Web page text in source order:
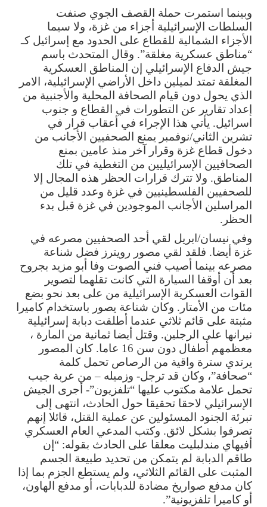
وبينما استمرت حملة القصف الجوي صنفت
السلطات الإسرائيلية أجزاء من غزة، ولا سيما
الأجزاء الشمالية للقطاع على الحدود مع إسرائيل كـ
“مناطق عسكرية مغلقة”. وقال المتحدث باسم
جيش الدفاع الإسرائيلي إن المناطق العسكرية
المغلقة تمتد لميلين داخل الأراضي الإسرائيلية، الامر
الذي يحول دون قيام الصحافة المحلية والأجنبية من
إعداد تقارير عن التطورات في القطاع و جنوب
اسرائيل. يأتي هذا الإجراء في أعقاب قرار في
تشرين الثاني/نوفمبر يمنع الصحفيين الأجانب من
دخول قطاع غزة وقرار آخر منذ عامين بمنع
الصحافيين الإسرائيليين من التغطية في تلك
المناطق. ولا تترك قرارات الحظر هذه المجال إلا
للصحفيين الفلسطينيين في غزة وعدد قليل من
المراسلين الأجانب الموجودين في غزة قبل بدء
الحظر.
وفي نيسان/ابريل لقي أحد الصحفيين مصرعه في
غزة أيضا. فلقد لقي مصور رويترز فضل شناعة
مصرعه بينما أصيب فني الصوت وفا أبو مزيد بجروح
بعد أن أوقفا السيارة التي كانت تقلهما لتصوير
القوات العسكرية الإسرائيلية من على بعد نحو بضع
مئات من الأمتار. وكان شناعة يصور باستخدام كاميرا
مثبتة على قائم ثلاثي عندما أطلقت دبابة إسرائيلية
نيرانها على الرجلين. وقتل أيضا ثمانية من المارة ،
معظمهم أطفال دون سن 16 عاما. كان المصور
يرتدي سترة واقية من الرصاص تحمل كلمة
“صحافة”، وكان قد ترجل- وزميله – من عربة جيب
تحمل علامة مكتوب عليها “تلفزيون”- أجرى الجيش
الإسرائيلي لاحقا تحقيقا حول الحادث، انتهى إلى
تبرئة الجنود المسئولين عن عملية القتل، قائلا إنهم
تصرفوا بشكل لائق. وكتب المدعي العام العسكري
أفيهاي مندلبليت معلقا على الحادث بقوله: “إن
طاقم الدبابة لم يتمكن من تحديد طبيعة الجسم
المثبت على القائم الثلاثي، ولم يستطع الجزم بما إذا
كان مدفع صواريخ مضادة للدبابات، أو مدفع الهاون،
أو كاميرا تلفزيونية”.